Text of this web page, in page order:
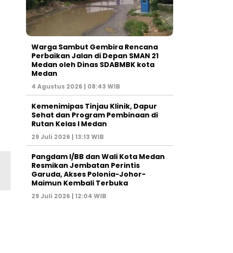
Warga Sambut Gembira Rencana
Perbaikan Jalan di Depan SMAN 21
Medan oleh Dinas SDABMBK kota
Medan
4 Agustus 2026 | 08:43 WIB
Kemenimipas Tinjau Klinik, Dapur
Sehat dan Program Pembinaan di
Rutan Kelas I Medan
29 Juli 2026 | 13:13 WIB
Pangdam I/BB dan Wali Kota Medan
Resmikan Jembatan Perintis
Garuda, Akses Polonia-Johor-
Maimun Kembali Terbuka
29 Juli 2026 | 12:04 WIB